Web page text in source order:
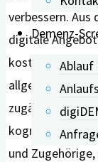
Demenz-
Ablauf
verbessern. Aus
digitale
kostenlos,
zugänglich. Die
kognitiven
und